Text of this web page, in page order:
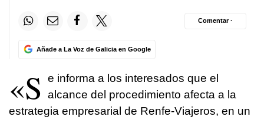
Añade a La Voz de Galicia en Google
Comentar ·
«S
e informa a los interesados que el
alcance del procedimiento afecta a la
estrategia empresarial de Renfe-Viajeros, en un